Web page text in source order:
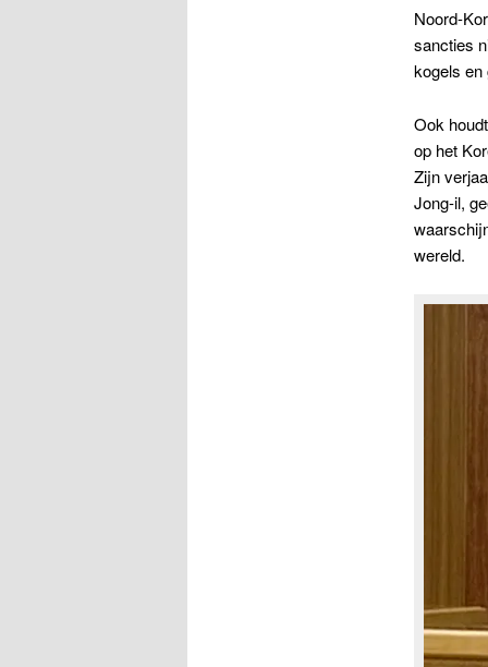
Noord-
sancties
kogels en
Ook
op het
Zijn
Jong-il,
wereld.